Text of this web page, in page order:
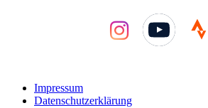
YouTube
Impressum
Datenschutzerklärung